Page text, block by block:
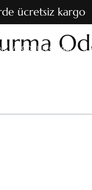
ücretsiz kargo
VE ÇOCUK ODASI